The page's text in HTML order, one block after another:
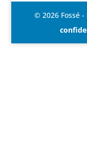
© 2026 Fossé -